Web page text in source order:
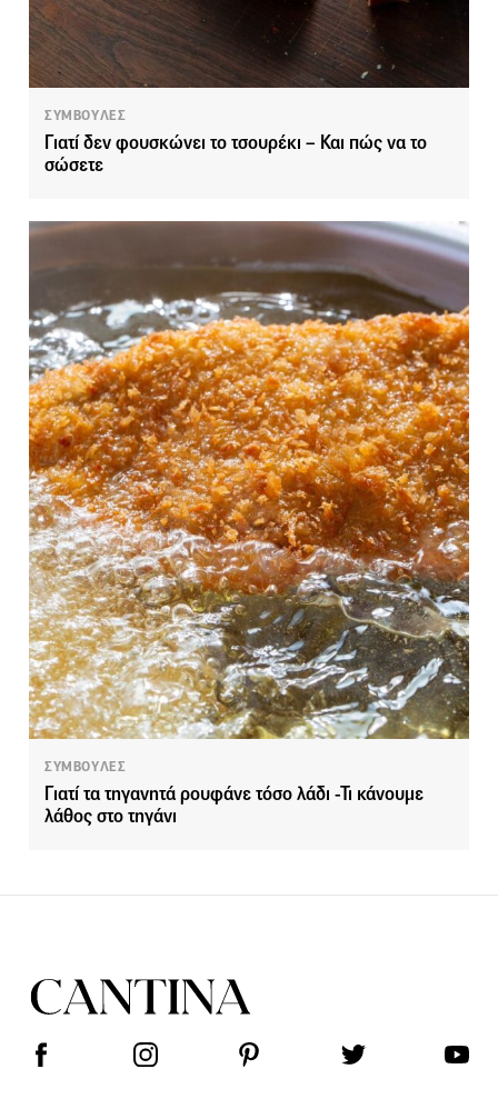
ΣΥΜΒΟΥΛΕΣ
Γιατί δεν φουσκώνει το τσουρέκι – Και πώς να το
σώσετε
ΣΥΜΒΟΥΛΕΣ
Γιατί τα τηγανητά ρουφάνε τόσο λάδι -Τι κάνουμε
λάθος στο τηγάνι